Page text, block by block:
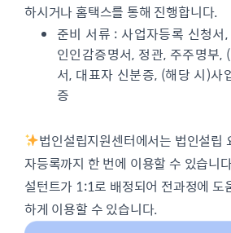
하시거나 홈택스를 통해 진행합니다.
준비 서류 : 사업자등록 신청서
인인감증명서, 정관, 주주명부,
서, 대표자 신분증, (해당 시)사
증
법인설립지원센터에서는 법인설립
자등록까지 한 번에 이용할 수 있습니
설턴트가 1:1로 배정되어 전과정에 도
하게 이용할 수 있습니다.